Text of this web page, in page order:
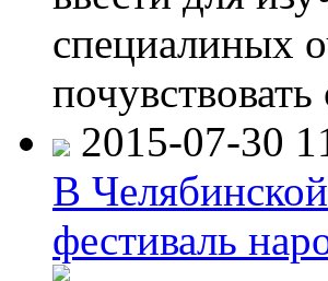
специалиных
2015-07-30
В
фестиваль